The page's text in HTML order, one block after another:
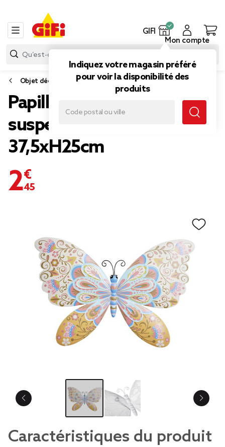
GIFI
Indiquez votre magasin préféré
pour voir la disponibilité des
produits
Mon compte
Objet déco extérieure
Papillon décoratif à
suspendre en métal
37,5xH25cm
2,45 €
Caractéristiques du produit